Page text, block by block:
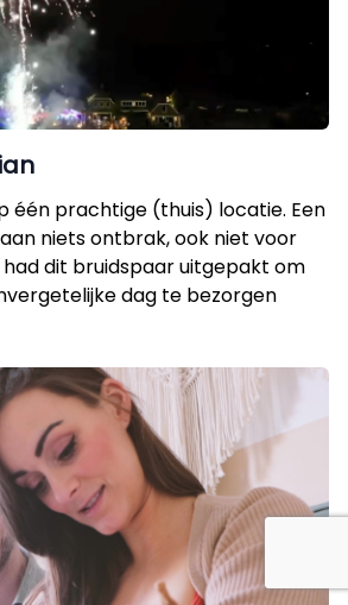
één prachtige (thuis) locatie. Een
niets ontbrak, ook niet voor
dit bruidspaar uitgepakt om
dag te bezorgen